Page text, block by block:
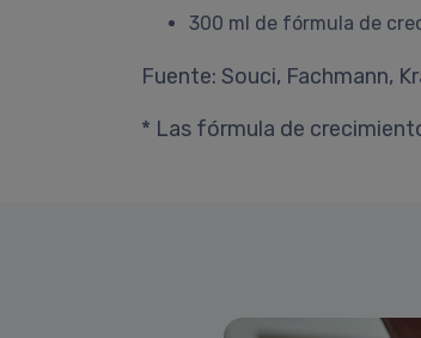
300 ml de fórmula de
Fuente: Souci, Fachmann,
* Las fórmula de